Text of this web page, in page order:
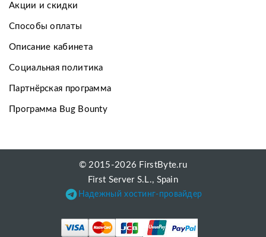
Акции и скидки
Способы оплаты
Описание кабинета
Социальная политика
Партнёрская программа
Программа Bug Bounty
© 2015-2026 FirstByte.ru
First Server S.L., Spain
Надежный хостинг-провайдер